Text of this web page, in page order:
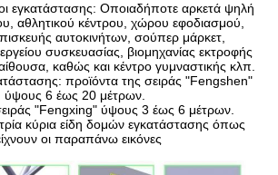
εγκατάστασης: Οποιαδήποτε αρκετά ψηλή
αθλητικού κέντρου, χώρου εφοδιασμού,
αυτοκινήτων, σούπερ μάρκετ,
συσκευασίας, βιομηχανίας εκτροφής
καθώς και κέντρο γυμναστικής κλπ.
προϊόντα της σειράς "Fengshen"
ύψους 6 έως 20 μέτρων.
"Fengxing" ύψους 3 έως 6 μέτρων.
κύρια είδη δομών εγκατάστασης όπως
οι παραπάνω εικόνες